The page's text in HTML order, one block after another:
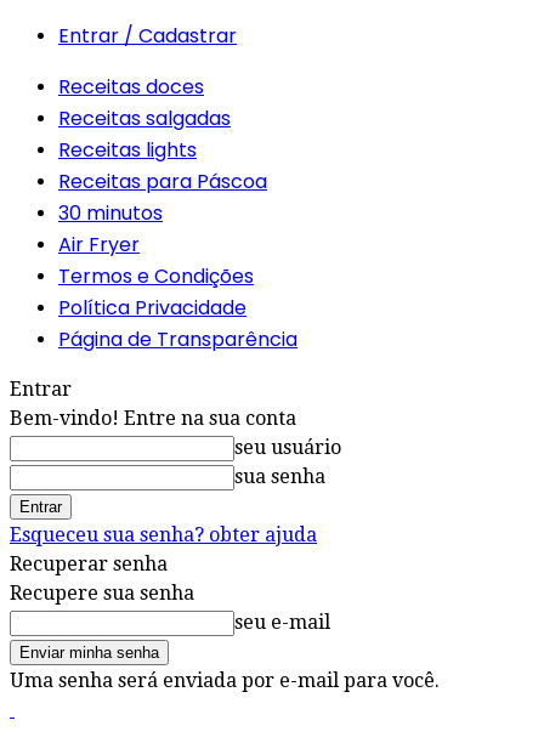
Entrar / Cadastrar
Receitas doces
Receitas salgadas
Receitas lights
Receitas para Páscoa
30 minutos
Air Fryer
Termos e Condições
Política Privacidade
Página de Transparência
Entrar
Bem-vindo! Entre na sua conta
seu usuário
sua senha
Esqueceu sua senha? obter ajuda
Recuperar senha
Recupere sua senha
seu e-mail
Uma senha será enviada por e-mail para você.